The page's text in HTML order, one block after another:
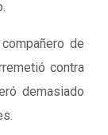
de
contra
demasiado